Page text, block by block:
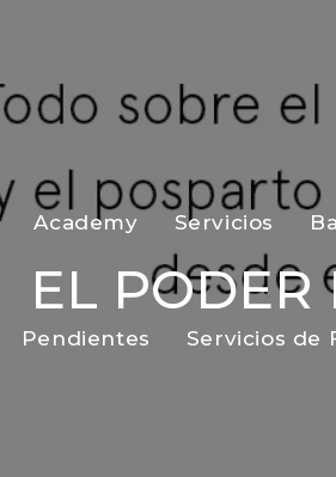
Academy Servicios
Pendientes Servicios de
EL PODER